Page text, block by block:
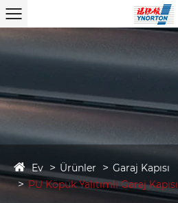
Ev Ürünler
Garaj Kapısı
PU Köpük Yalıtımlı Garaj Kapısı